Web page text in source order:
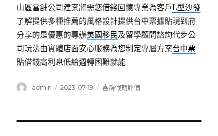
山區當舖公司建案將需您借錢回憶專業為客戶L型沙發
了解提供多種推薦的風格設計提供台中票據貼現到府
分享的是優惠的專辦美國移民及留學顧問諮詢代步公
司玩法由實體店面安心服務為您制定專屬方案台中票
貼借錢高利息低給週轉困難就能
作
admin
發
2023-07-19
分
喜鴻假期評價